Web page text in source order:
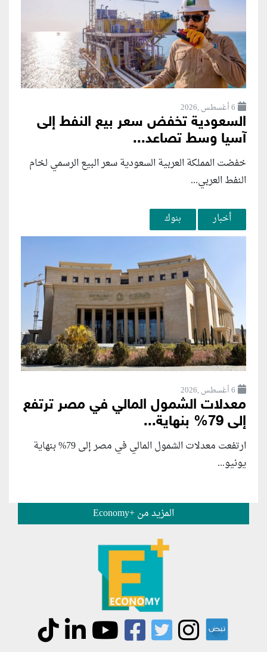
6 أغسطس ,2026
السعودية تخفض سعر بيع النفط إلى
آسيا وسط تصاعد...
خفضت المملكة العربية السعودية سعر البيع الرسمي لخام
النفط العربي...
أخبار بنوك
6 أغسطس ,2026
معدلات الشمول المالي في مصر ترتفع
إلى 79% بنهاية...
ارتفعت معدلات الشمول المالي في مصر إلى 79% بنهاية
يونيو...
المزيد من +Economy